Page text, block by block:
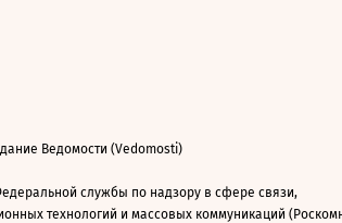
Ведомости (Vedomosti)
службы по надзору в сфере связи,
технологий и массовых коммуникаций